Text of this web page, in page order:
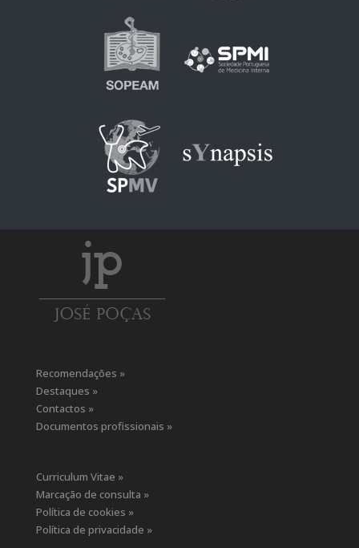
Recomendações »
Destaques »
Contactos »
Documentos profissionais »
Curriculum Vitae »
Marcação de consulta »
Política de cookies »
Política de privacidade »